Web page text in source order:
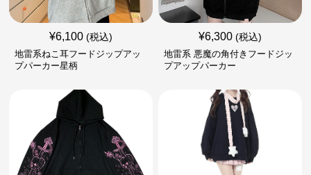
¥6,100 (税込)
地雷系ねこ耳フードジップアッ
プパーカー星柄
¥6,300 (税込)
地雷系 悪魔の角付きフードジッ
プアップパーカー